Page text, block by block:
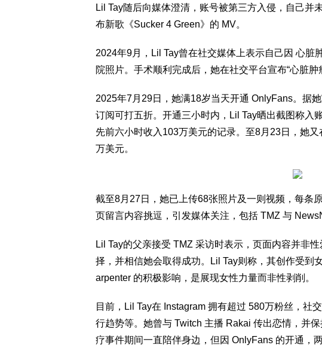
Lil Tay随后向媒体澄清，账号被第三方入侵，自己并
布新歌《Sucker 4 Green》的 MV。
2024年9月，Lil Tay曾在社交媒体上表示自己因 心脏
院照片。手术顺利完成后，她在社交平台宣布“心脏肿
2025年7月29日，她满18岁当天开通 OnlyFans。据
订阅可打五折。开通三小时内，Lil Tay晒出截图称入
先前六小时收入103万美元的记录。至8月23日，她
万美元。
截至8月27日，她已上传68张照片及一则视频，每条
页留言内容挑逗，引发媒体关注，包括 TMZ 与
Lil Tay的父亲接受 TMZ 采访时表示，页面内容并非
择，并相信她会取得成功。Lil Tay则称，其创作受到
arpenter 的积极影响，是展现女性力量而非性剥削。
目前，Lil Tay在 Instagram 拥有超过 580万粉丝，社
行趋势等。她曾与 Twitch 主播 Rakai 传出恋情，并
疗事件期间一直陪伴身边，但因 OnlyFans 的开通，